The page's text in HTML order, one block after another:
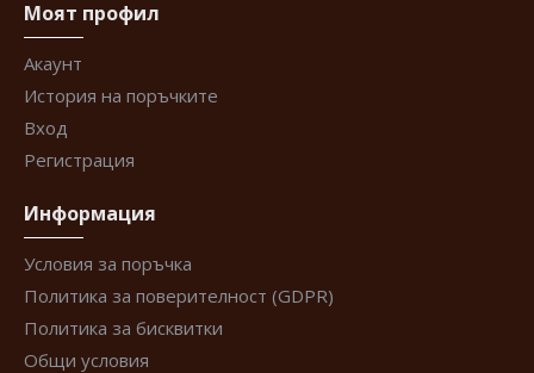
Моят профил
Акаунт
История на поръчките
Вход
Регистрация
Информация
Условия за поръчка
Политика за поверителност (GDPR)
Политика за бисквитки
Общи условия